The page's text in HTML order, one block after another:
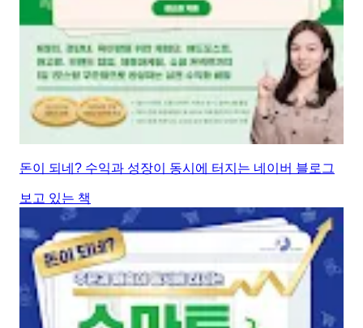
돈이 되네? 수익과 성장이 동시에 터지는 네이버 블로그
보고 있는 책